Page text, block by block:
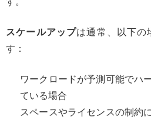
スケールアップは通常、以下の
す：
ワークロードが予測可能でハ
ている場合
スペースやライセンスの制約